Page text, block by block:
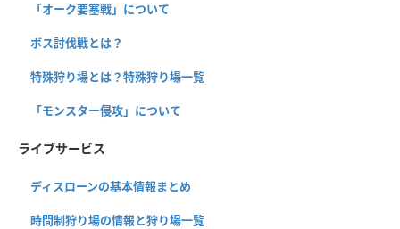
「オーク要塞戦」について
ボス討伐戦とは？
特殊狩り場とは？特殊狩り場一覧
「モンスター侵攻」について
ライブサービス
ディスローンの基本情報まとめ
時間制狩り場の情報と狩り場一覧